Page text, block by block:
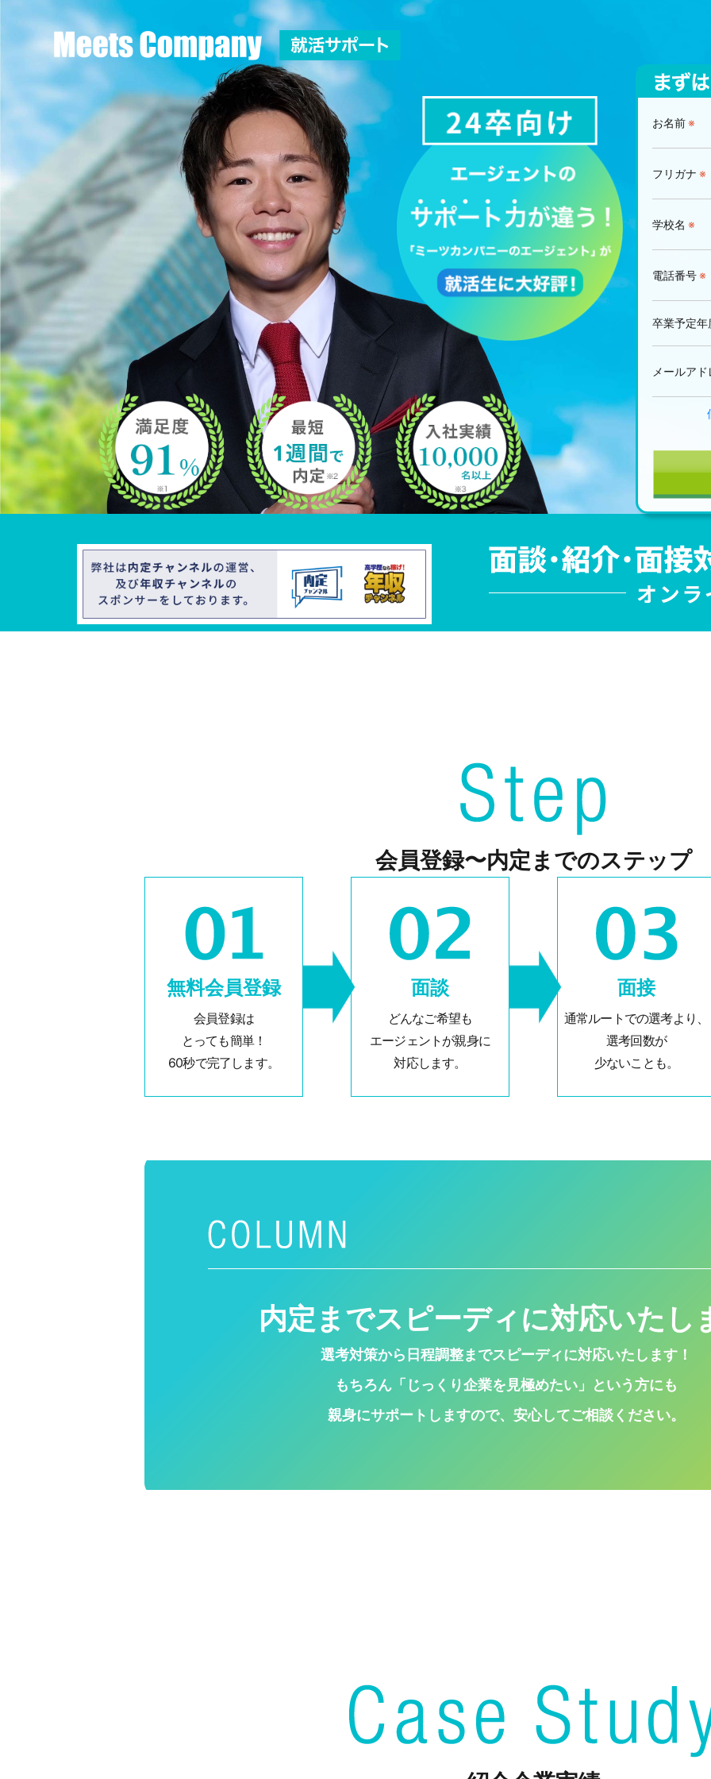
お名前※
フリガナ ※
学校名 ※
電話番号※
卒業予定年
メールア
会員登録〜内定までのステップ
無料会員登録
会員登録は
とっても簡単！
60秒で完了します。
面談
どんなご希望も
エージェントが親身に
対応します。
面接
通常ルートでの選考より、
選考回数が
少ないことも。
内定までスピーディに対応いたし
選考対策から日程調整までスピーディに対応いたします！
もちろん「じっくり企業を見極めたい」という方にも
親身にサポートしますので、安心してご相談ください。